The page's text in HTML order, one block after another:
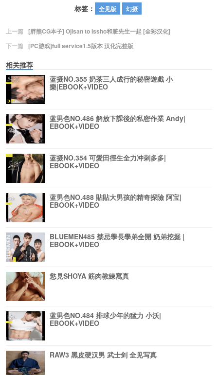
标签： 全见版 幻摄
上一篇
[胖熊CG本子] Ojisan to Issho和脏先生一起 [全彩汉化]
下一篇
[PC游戏]full service1.5版本 汉化完整版
相关推荐
蓝摄NO.355 奶茶三人成行的秘密遊戲 小
樂|EBOOK+VIDEO
蓝男色NO.486 解放下課後的私密作業 Andy|
EBOOK+VIDEO
蓝摄NO.354 可愛田徑生全力冲刺多多|
EBOOK+VIDEO
蓝男色NO.488 貼貼大男孩的精奇探險 阿宝|
EBOOK+VIDEO
BLUEMEN485 禁忌學長學弟全開 奶弟挖掘 |
EBOOK+VIDEO
慾見SHOYA 筋肉教練寫真
蓝男色NO.484 排球少年的猛力 小沃|
EBOOK+VIDEO
RAW3 黑皮硬汉男 武士剑 全见写真